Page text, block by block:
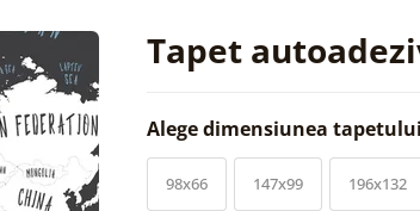
Tapet
Alege dimensiunea
98x66 147x99 196x132